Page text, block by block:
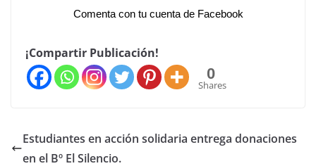
Comenta con tu cuenta de Facebook
¡Compartir Publicación!
0
Shares
Estudiantes en acción solidaria entrega donaciones
en el Bº El Silencio.